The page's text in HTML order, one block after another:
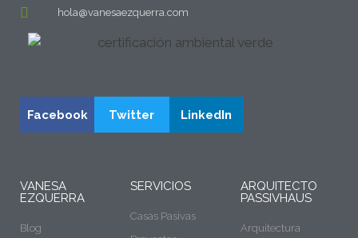
hola@vanesaezquerra.com
Facebook Twitter LinkedIn
VANESA
EZQUERRA
Blog
SERVICIOS
Casas Pasivas
ARQUITECTO
PASSIVHAUS
Arquitectura